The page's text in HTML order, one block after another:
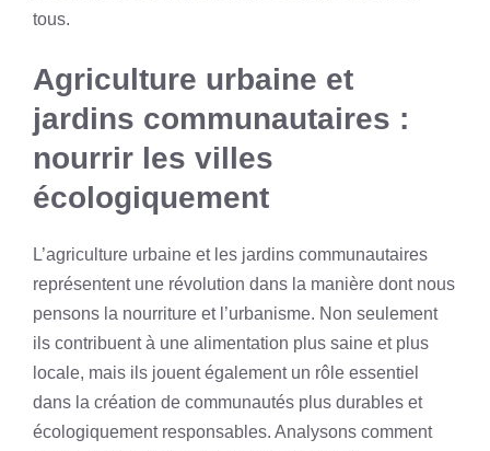
tous.
Agriculture urbaine et
jardins communautaires :
nourrir les villes
écologiquement
L’agriculture urbaine et les jardins communautaires
représentent une révolution dans la manière dont nous
pensons la nourriture et l’urbanisme. Non seulement
ils contribuent à une alimentation plus saine et plus
locale, mais ils jouent également un rôle essentiel
dans la création de communautés plus durables et
écologiquement responsables. Analysons comment